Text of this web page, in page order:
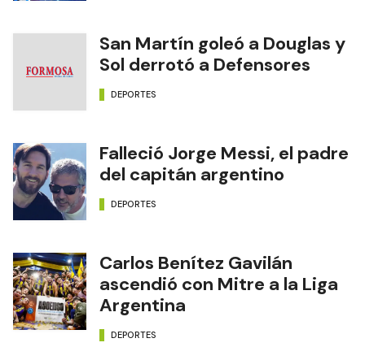
San Martín goleó a Douglas y
Sol derrotó a Defensores
DEPORTES
Falleció Jorge Messi, el padre
del capitán argentino
DEPORTES
Carlos Benítez Gavilán
ascendió con Mitre a la Liga
Argentina
DEPORTES